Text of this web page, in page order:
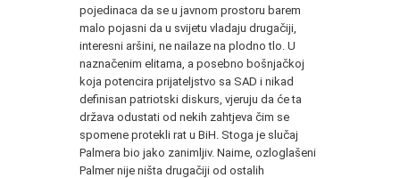
pojedinaca da se u javnom prostoru barem
malo pojasni da u svijetu vladaju drugačiji,
interesni aršini, ne nailaze na plodno tlo. U
naznačenim elitama, a posebno bošnjačkoj
koja potencira prijateljstvo sa SAD i nikad
definisan patriotski diskurs, vjeruju da će ta
država odustati od nekih zahtjeva čim se
spomene protekli rat u BiH. Stoga je slučaj
Palmera bio jako zanimljiv. Naime, ozloglašeni
Palmer nije ništa drugačiji od ostalih